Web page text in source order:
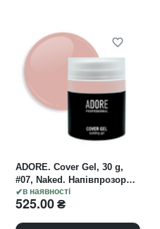
в наявності
ADORE. Cover Gel, 30 g,
#07, Naked. Напівпрозорий
гель для нарощування,
тілесний
525.00₴